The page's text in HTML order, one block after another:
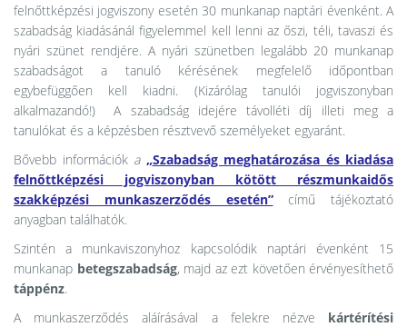
felnőttképzési jogviszony esetén 30 munkanap naptári évenként. A
szabadság kiadásánál figyelemmel kell lenni az őszi, téli, tavaszi és
nyári szünet rendjére. A nyári szünetben legalább 20 munkanap
szabadságot a tanuló kérésének megfelelő időpontban
egybefüggően kell kiadni. (Kizárólag tanulói jogviszonyban
alkalmazandó!) A szabadság idejére távolléti díj illeti meg a
tanulókat és a képzésben résztvevő személyeket egyaránt.
Bővebb információka „Szabadság meghatározása és kiadása
felnőttképzési jogviszonyban kötött részmunkaidős
szakképzési munkaszerződés esetén”
című tájékoztató
anyagban találhatók.
Szintén a munkaviszonyhoz kapcsolódik naptári évenként 15
munkanap betegszabadság, majd az ezt követően érvényesíthető
táppénz.
A munkaszerződés aláírásával a felekre nézve kártérítési